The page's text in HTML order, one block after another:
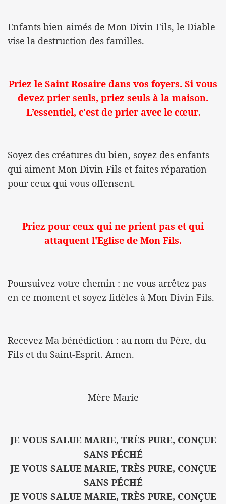
Enfants bien-aimés de Mon Divin Fils, le Diable
vise la destruction des familles.
Priez le Saint Rosaire dans vos foyers. Si vous
devez prier seuls, priez seuls à la maison.
L’essentiel, c'est de prier avec le cœur.
Soyez des créatures du bien, soyez des enfants
qui aiment Mon Divin Fils et faites réparation
pour ceux qui vous offensent.
Priez pour ceux qui ne prient pas et qui
attaquent l'Eglise de Mon Fils.
Poursuivez votre chemin : ne vous arrêtez pas
en ce moment et soyez fidèles à Mon Divin Fils.
Recevez Ma bénédiction : au nom du Père, du
Fils et du Saint-Esprit. Amen.
Mère Marie
JE VOUS SALUE MARIE, TRÈS PURE, CONÇUE
SANS PÉCHÉ
JE VOUS SALUE MARIE, TRÈS PURE, CONÇUE
SANS PÉCHÉ
JE VOUS SALUE MARIE, TRÈS PURE, CONÇUE